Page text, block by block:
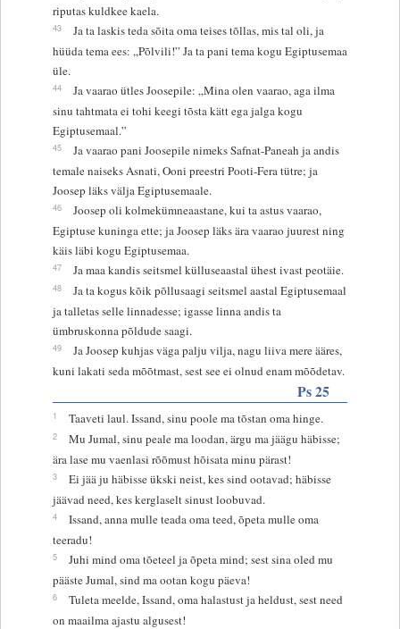
riputas kuldkee kaela.
43
Ja ta laskis teda sõita oma teises tõllas, mis tal oli, ja
hüüda tema ees: „Põlvili!” Ja ta pani tema kogu Egiptusemaa
üle.
44
Ja vaarao ütles Joosepile: „Mina olen vaarao, aga ilma
sinu tahtmata ei tohi keegi tõsta kätt ega jalga kogu
Egiptusemaal.”
45
Ja vaarao pani Joosepile nimeks Safnat-Paneah ja andis
temale naiseks Asnati, Ooni preestri Pooti-Fera tütre; ja
Joosep läks välja Egiptusemaale.
46
Joosep oli kolmekümneaastane, kui ta astus vaarao,
Egiptuse kuninga ette; ja Joosep läks ära vaarao juurest ning
käis läbi kogu Egiptusemaa.
47 Ja maa kandis seitsmel külluseaastal ühest ivast peotäie.
48
Ja ta kogus kõik põllusaagi seitsmel aastal Egiptusemaal
ja talletas selle linnadesse; igasse linna andis ta
ümbruskonna põldude saagi.
49
Ja Joosep kuhjas väga palju vilja, nagu liiva mere ääres,
kuni lakati seda mõõtmast, sest see ei olnud enam mõõdetav.
Ps 25
1 Taaveti laul. Issand, sinu poole ma tõstan oma hinge.
2
Mu Jumal, sinu peale ma loodan, ärgu ma jäägu häbisse;
ära lase mu vaenlasi rõõmust hõisata minu pärast!
3
Ei jää ju häbisse ükski neist, kes sind ootavad; häbisse
jäävad need, kes kerglaselt sinust loobuvad.
4
Issand, anna mulle teada oma teed, õpeta mulle oma
teeradu!
5
Juhi mind oma tõeteel ja õpeta mind; sest sina oled mu
pääste Jumal, sind ma ootan kogu päeva!
6
Tuleta meelde, Issand, oma halastust ja heldust, sest need
on maailma ajastu algusest!